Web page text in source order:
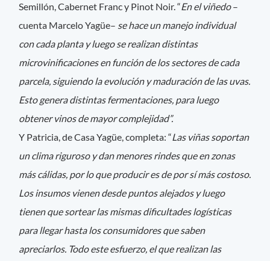
Semillón, Cabernet Franc y Pinot Noir. “En el viñedo–
cuenta Marcelo Yagüe– se hace un manejo individual
con cada planta y luego se realizan distintas
microvinificaciones en función de los sectores de cada
parcela, siguiendo la evolución y maduración de las uvas.
Esto genera distintas fermentaciones, para luego
obtener vinos de mayor complejidad”.
Y Patricia, de Casa Yagüe, completa: “Las viñas soportan
un clima riguroso y dan menores rindes que en zonas
más cálidas, por lo que producir es de por sí más costoso.
Los insumos vienen desde puntos alejados y luego
tienen que sortear las mismas dificultades logísticas
para llegar hasta los consumidores que saben
apreciarlos. Todo este esfuerzo, el que realizan las